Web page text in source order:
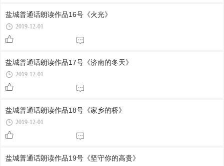
盐城普通话朗读作品16号《火光》
2019-12-01
盐城普通话朗读作品17号《济南的冬天》
2019-12-01
盐城普通话朗读作品18号《家乡的桥》
2019-12-01
盐城普通话朗读作品19号《坚守你的高贵》